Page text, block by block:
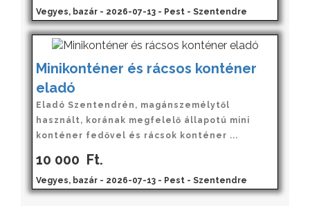
Vegyes, bazár - 2026-07-13 - Pest - Szentendre
Minikonténer és rácsos konténer
eladó
Eladó Szentendrén, magánszemélytől
használt, korának megfelelő állapotú mini
konténer fedővel és rácsok konténer ...
10 000 Ft.
Vegyes, bazár - 2026-07-13 - Pest - Szentendre